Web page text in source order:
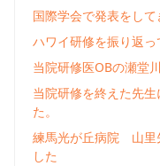
国際学会で発表をして
ハワイ研修を振り返っ
当院研修医OBの瀬堂
当院研修を終えた先
た。
練馬光が丘病院 山里
した